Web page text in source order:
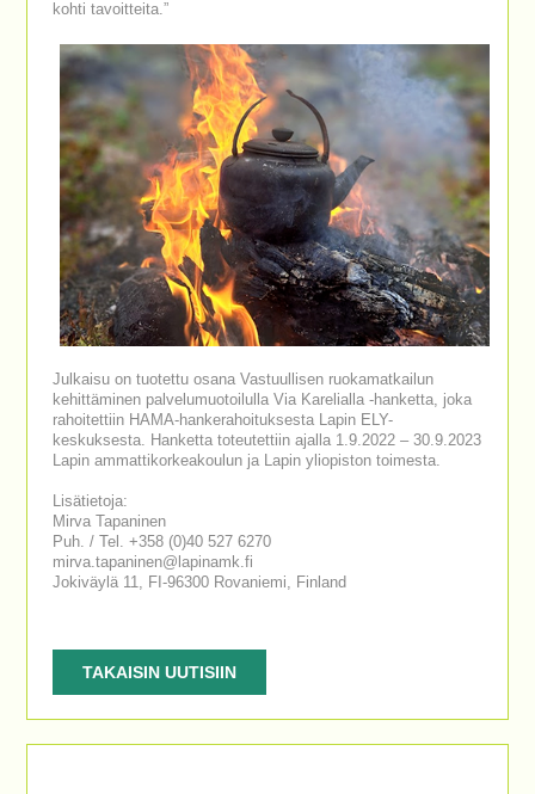
kohti tavoitteita.”
Julkaisu on tuotettu osana Vastuullisen ruokamatkailun
kehittäminen palvelumuotoilulla Via Karelialla -hanketta, joka
rahoitettiin HAMA-hankerahoituksesta Lapin ELY-
keskuksesta. Hanketta toteutettiin ajalla 1.9.2022 – 30.9.2023
Lapin ammattikorkeakoulun ja Lapin yliopiston toimesta.
Lisätietoja:
Mirva Tapaninen
Puh. / Tel. +358 (0)40 527 6270
mirva.tapaninen@lapinamk.fi
Jokiväylä 11, FI-96300 Rovaniemi, Finland
TAKAISIN UUTISIIN